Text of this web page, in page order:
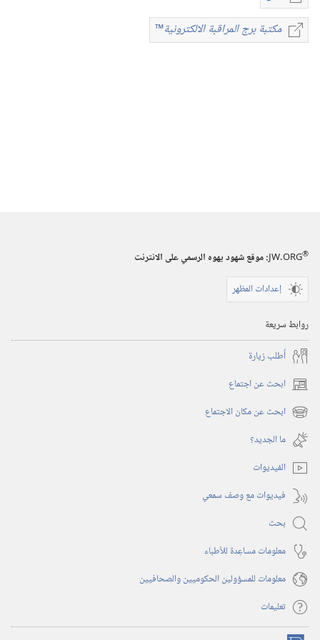
خيارات
تنزيل
الاصدارات
مكتبة برج المراقبة الالكترونية™
مكتبة
JW.ORG®
:‏ موقع شهود يهوه الرسمي على الانترنت
إعدادات المظهر
روابط سريعة
أُطلب زيارة
ابحث عن اجتماع (يفتح
نافذة ابحث عن مكان الاجتماع (يفتح
نافذة
جديدة)
ما الجديد؟‏
الفيديوات
فيديوات مع وصف سمعي
بحث
معلومات مساعِدة للأطباء
معلومات للمسؤولين الحكوميين والصحافيين
تعليمات